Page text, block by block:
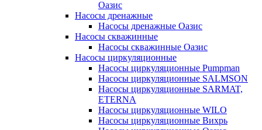
Оазис
Насосы дренажные
Насосы дренажные Оазис
Насосы скважинные
Насосы скважинные Оазис
Насосы циркуляционные
Насосы циркуляционные Pumpman
Насосы циркуляционные SALMSON
Насосы циркуляционные SARMAT,
ETERNA
Насосы циркуляционные WILO
Насосы циркуляционные Вихрь